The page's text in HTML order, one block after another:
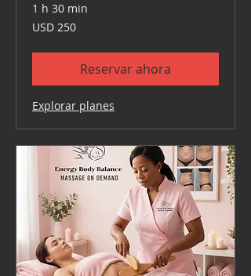
1 h 30 min
250
dólares
USD 250
Reservar ahora
Explorar planes